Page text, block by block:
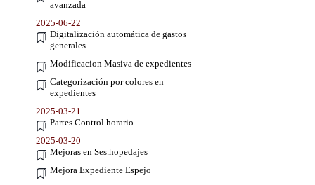
avanzada
2025-06-22
Digitalización automática de gastos
generales
Modificacion Masiva de expedientes
Categorización por colores en
expedientes
2025-03-21
Partes Control horario
2025-03-20
Mejoras en Ses.hopedajes
Mejora Expediente Espejo